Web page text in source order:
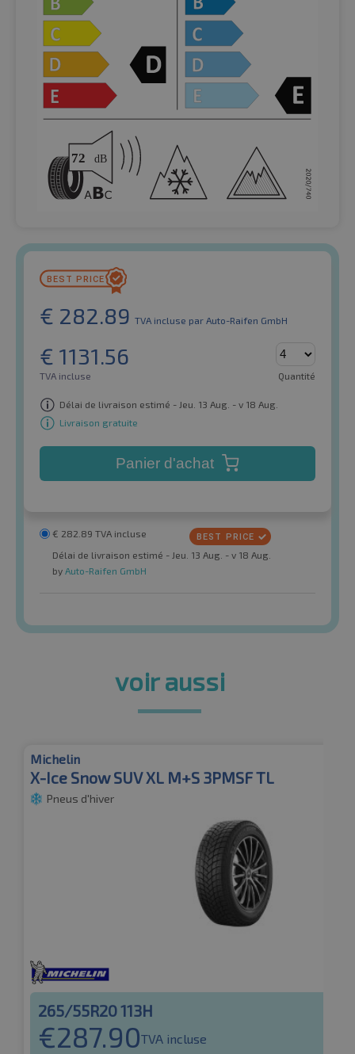
€ 282.89 TVA incluse par Auto-Raifen GmbH
€ 1131.56
TVA incluse Quantité
Délai de livraison estimé - Jeu. 13 Aug. - v 18 Aug.
Livraison gratuite
Panier d'achat
€ 282.89 TVA incluse
Délai de livraison estimé - Jeu. 13 Aug. - v 18 Aug.
by Auto-Raifen GmbH
voir aussi
Michelin
X-Ice Snow SUV XL M+S 3PMSF TL
Pneus d'hiver
265/55R20 113H
€287.90TVA incluse